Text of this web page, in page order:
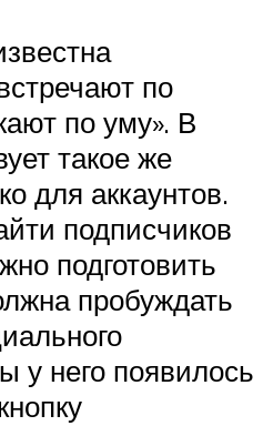
по
по уму». В
такое же
для аккаунтов.
подписчиков
подготовить
пробуждать
у него появилось